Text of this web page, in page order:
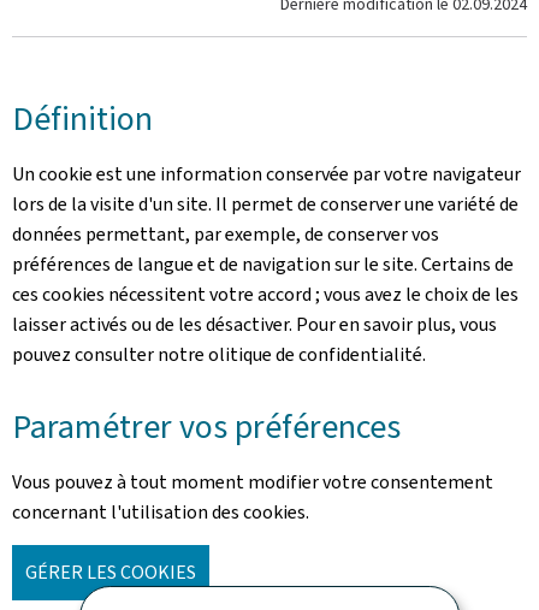
Définition
Un cookie est une information conservée par votre navigateur
lors de la visite d'un site. Il permet de conserver une variété de
données permettant, par exemple, de conserver vos
préférences de langue et de navigation sur le site. Certains de
ces cookies nécessitent votre accord ; vous avez le choix de les
laisser activés ou de les désactiver. Pour en savoir plus, vous
pouvez consulter notre olitique de confidentialité.
Paramétrer vos préférences
Vous pouvez à tout moment modifier votre consentement
concernant l'utilisation des cookies.
GÉRER LES COOKIES